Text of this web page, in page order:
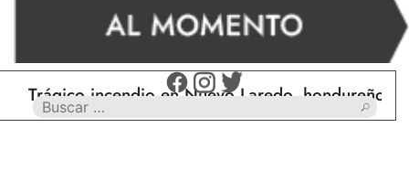
incendio en Nuevo Laredo, hondureño muere